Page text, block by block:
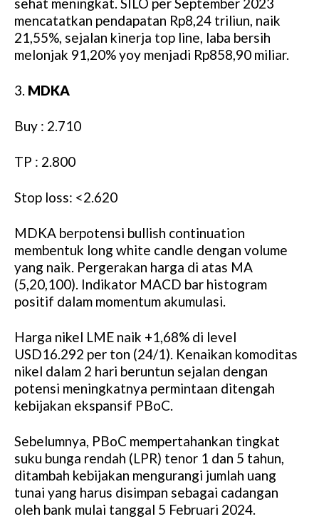
mencatatkan pendapatan Rp8,24 triliun, naik
21,55%, sejalan kinerja top line, laba bersih
melonjak 91,20% yoy menjadi Rp858,90 miliar.
3. MDKA
Buy : 2.710
TP : 2.800
Stop loss: <2.620
MDKA berpotensi bullish continuation
membentuk long white candle dengan volume
yang naik. Pergerakan harga di atas MA
(5,20,100). Indikator MACD bar histogram
positif dalam momentum akumulasi.
Harga nikel LME naik +1,68% di level
USD16.292 per ton (24/1). Kenaikan komoditas
nikel dalam 2 hari beruntun sejalan dengan
potensi meningkatnya permintaan ditengah
kebijakan ekspansif PBoC.
Sebelumnya, PBoC mempertahankan tingkat
suku bunga rendah (LPR) tenor 1 dan 5 tahun,
ditambah kebijakan mengurangi jumlah uang
tunai yang harus disimpan sebagai cadangan
oleh bank mulai tanggal 5 Februari 2024.